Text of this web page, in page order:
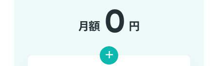
月額 0 円
+